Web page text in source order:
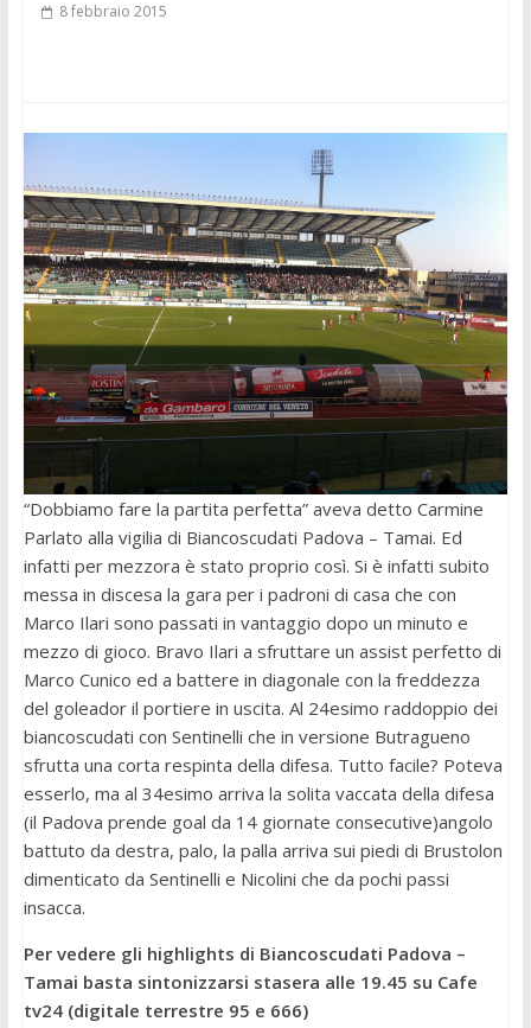
8 febbraio 2015
“Dobbiamo fare la partita perfetta” aveva detto Carmine
Parlato alla vigilia di Biancoscudati Padova – Tamai. Ed
infatti per mezzora è stato proprio così. Si è infatti subito
messa in discesa la gara per i padroni di casa che con
Marco Ilari sono passati in vantaggio dopo un minuto e
mezzo di gioco. Bravo Ilari a sfruttare un assist perfetto di
Marco Cunico ed a battere in diagonale con la freddezza
del goleador il portiere in uscita. Al 24esimo raddoppio dei
biancoscudati con Sentinelli che in versione Butragueno
sfrutta una corta respinta della difesa. Tutto facile? Poteva
esserlo, ma al 34esimo arriva la solita vaccata della difesa
(il Padova prende goal da 14 giornate consecutive)angolo
battuto da destra, palo, la palla arriva sui piedi di Brustolon
dimenticato da Sentinelli e Nicolini che da pochi passi
insacca.
Per vedere gli highlights di Biancoscudati Padova –
Tamai basta sintonizzarsi stasera alle 19.45 su Cafe
tv24 (digitale terrestre 95 e 666)